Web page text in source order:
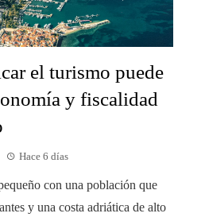
el turismo puede
y fiscalidad
Hace 6 días
con una población que
y una costa adriática de alto